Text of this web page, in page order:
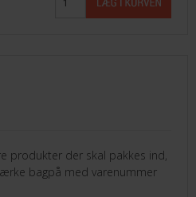
produkter der skal pakkes ind,
bagpå med varenummer